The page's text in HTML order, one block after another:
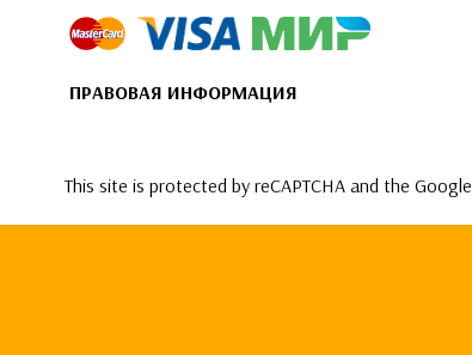
ПРАВОВАЯ ИНФОРМАЦИЯ
This site is protected by reCAPTCHA and the Google